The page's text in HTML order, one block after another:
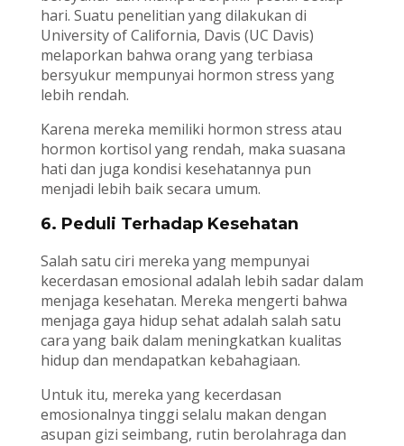
hari. Suatu penelitian yang dilakukan di
University of California, Davis (UC Davis)
melaporkan bahwa orang yang terbiasa
bersyukur mempunyai hormon stress yang
lebih rendah.
Karena mereka memiliki hormon stress atau
hormon kortisol yang rendah, maka suasana
hati dan juga kondisi kesehatannya pun
menjadi lebih baik secara umum.
6. Peduli Terhadap Kesehatan
Salah satu ciri mereka yang mempunyai
kecerdasan emosional adalah lebih sadar dalam
menjaga kesehatan. Mereka mengerti bahwa
menjaga gaya hidup sehat adalah salah satu
cara yang baik dalam meningkatkan kualitas
hidup dan mendapatkan kebahagiaan.
Untuk itu, mereka yang kecerdasan
emosionalnya tinggi selalu makan dengan
asupan gizi seimbang, rutin berolahraga dan